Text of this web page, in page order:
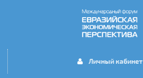
Личный кабинет